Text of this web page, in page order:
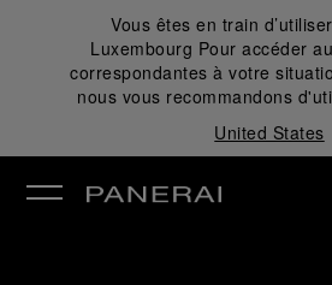
Vous êtes en train
Luxembourg Pour accéder
correspondantes à votre
nous vous recommandons
United States